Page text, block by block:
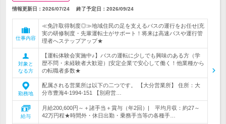
情報更新日：2026/07/24 終了予定日： 2026/09/24
仕事内容
≪免許取得制度◎≫地域住民の足を支えるバスの運行をお任せ|充
実の研修制度・先輩運転士がサポート！将来は高速バスや運行管
理者へステップアップ★
対象と
なる方
【運転体験会実施中♪】バスの運転に少しでも興味のある方（学
歴不問・未経験者大歓迎）|安定企業で安心して働く！他業種から
の転職者多数★
勤務地
配属される営業所は以下の二つです。 【大分営業所】 住所：大
分市豊海4-1994-151 【別府営…
給与
月給200,600円～＋諸手当＋賞与（年2回）| 平均月収：約27～
42万円程★時間外・休日出勤・乗務手当等の各種手…